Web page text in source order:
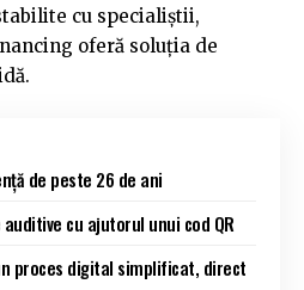
cu specialiștii,
oferă soluția de
de peste 26 de ani
cu ajutorul unui cod QR
proces digital simplificat, direct